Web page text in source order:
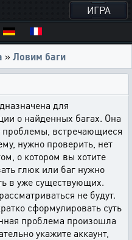
ИГРА
» Ловим баги
для
о найденных багах. Она
проблемы, встречающиеся
нужно проверить, нет
о котором вы хотите
глюк или баг нужно
в уже существующих.
не будут.
сформулировать суть
проблема произошла
укажите аккаунт,